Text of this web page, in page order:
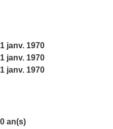
1 janv. 1970
1 janv. 1970
1 janv. 1970
0 an(s)